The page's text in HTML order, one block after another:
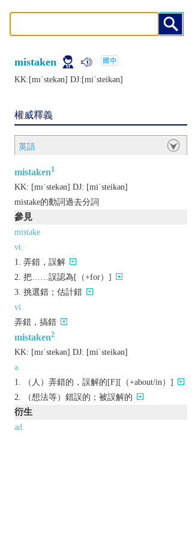
mistaken
KK:[mɪˈstеkǝn] DJ:[miˈstеikǝn]
權威釋義
英語
mistaken1
KK: [mɪˈstеkǝn] DJ: [miˈstеikǝn]
mistake的動詞過去分詞
參見
mistake
vt.
弄錯，誤解
把……誤認為[（+for）]
挑選錯；估計錯
vi.
弄錯，搞錯
mistaken2
KK: [mɪˈstеkǝn] DJ: [miˈstеikǝn]
a.
（人）弄錯的，誤解的[F][（+about/in）]
（想法等）錯誤的；被誤解的
衍生
ad.